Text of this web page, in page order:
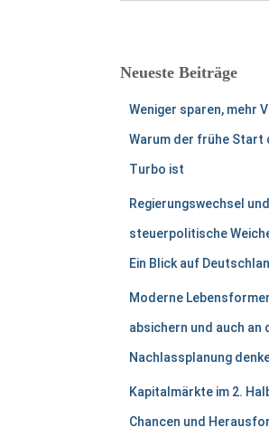
n
Neueste Beiträge
Weniger sparen, mehr
Warum der frühe Start
Turbo ist
Regierungswechsel und
steuerpolitische
Ein Blick auf
Moderne
absichern und auch an
Nachlassplanung
Kapitalmärkte im 2.
Chancen und